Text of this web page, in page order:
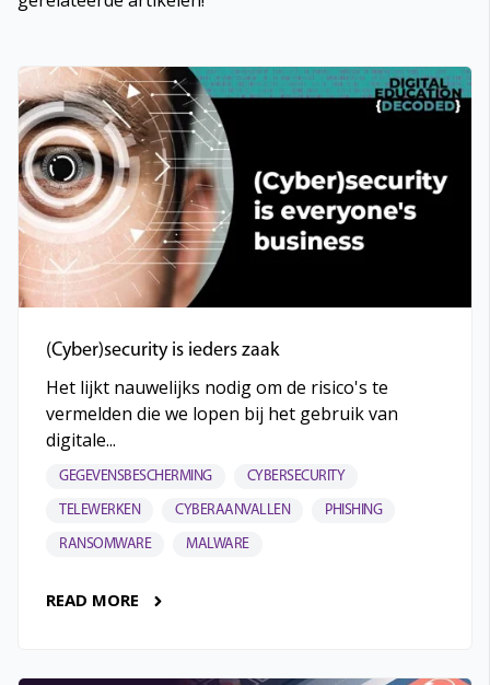
(Cyber)security is ieders zaak
Het lijkt nauwelijks nodig om de risico's te
vermelden die we lopen bij het gebruik van
digitale...
GEGEVENSBESCHERMING CYBERSECURITY
TELEWERKEN CYBERAANVALLEN PHISHING
RANSOMWARE MALWARE
READ MORE